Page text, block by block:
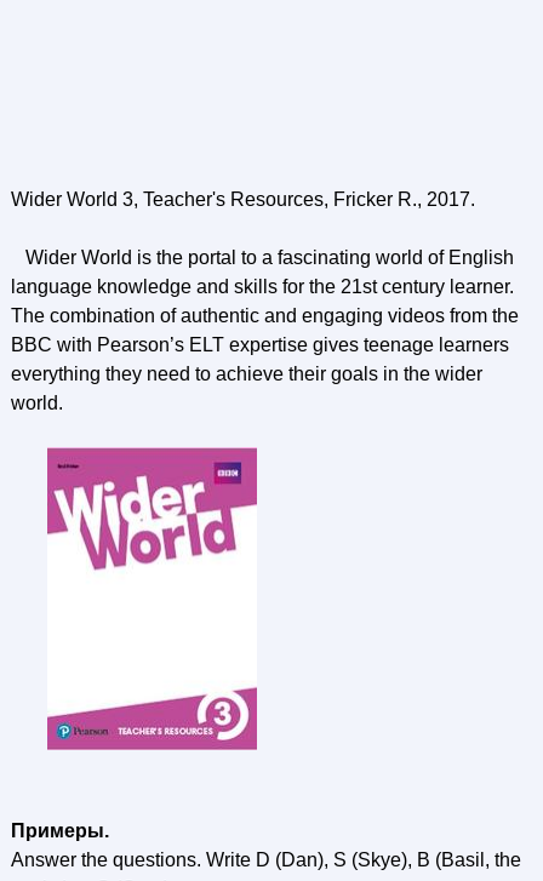
Wider World 3, Teacher's Resources, Fricker R., 2017.
Wider World is the portal to a fascinating world of English
language knowledge and skills for the 21st century learner.
The combination of authentic and engaging videos from the
BBC with Pearson’s ELT expertise gives teenage learners
everything they need to achieve their goals in the wider
world.
Примеры.
Answer the questions. Write D (Dan), S (Skye), B (Basil, the